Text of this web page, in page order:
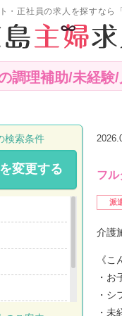
・正社員の求人を探すなら
調理補助/未経験
フ
派
介護
《
・
・
・
検索条件
変更する